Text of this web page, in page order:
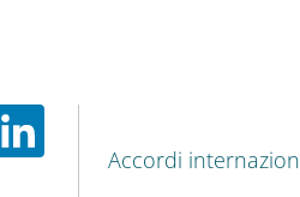
MAIN NAVIGATION
Accordi